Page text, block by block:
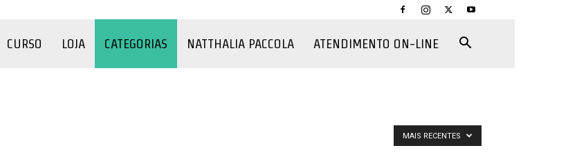
CURSO LOJA CATEGORIAS NATTHALIA PACCOLA ATENDIMENTO ON-LINE
MAIS RECENTES